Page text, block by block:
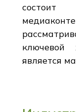
ключевой
является